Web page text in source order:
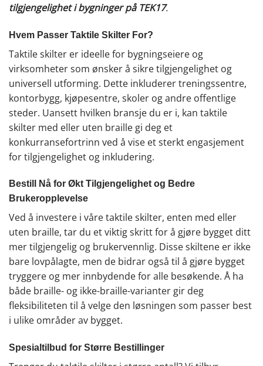
tilgjengelighet i bygninger på TEK17.
Hvem Passer Taktile Skilter For?
Taktile skilter er ideelle for bygningseiere og
virksomheter som ønsker å sikre tilgjengelighet og
universell utforming. Dette inkluderer treningssentre,
kontorbygg, kjøpesentre, skoler og andre offentlige
steder. Uansett hvilken bransje du er i, kan taktile
skilter med eller uten braille gi deg et
konkurransefortrinn ved å vise et sterkt engasjement
for tilgjengelighet og inkludering.
Bestill Nå for Økt Tilgjengelighet og Bedre
Brukeropplevelse
Ved å investere i våre taktile skilter, enten med eller
uten braille, tar du et viktig skritt for å gjøre bygget ditt
mer tilgjengelig og brukervennlig. Disse skiltene er ikke
bare lovpålagte, men de bidrar også til å gjøre bygget
tryggere og mer innbydende for alle besøkende. Å ha
både braille- og ikke-braille-varianter gir deg
fleksibiliteten til å velge den løsningen som passer best
i ulike områder av bygget.
Spesialtilbud for Større Bestillinger